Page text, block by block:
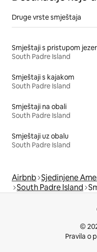
Druge vrste smještaja
Smještaji s pristupom
South Padre Island
Smještaji s kajakom
South Padre Island
Smještaji na obali
South Padre Island
Smještaji uz obalu
South Padre Island
Airbnb Sjedinjene
South Padre Island
©
Pravila o